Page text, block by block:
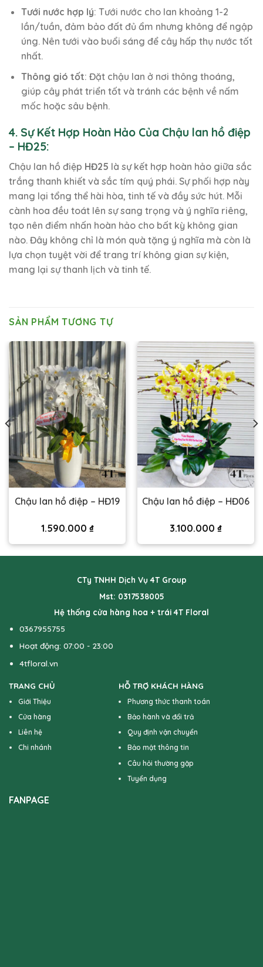
Tưới nước hợp lý: Tưới nước cho lan khoảng 1-2
lần/tuần, đảm bảo đất đủ ẩm nhưng không để ngập
úng. Nên tưới vào buổi sáng để cây hấp thụ nước tốt
nhất.
Thông gió tốt: Đặt chậu lan ở nơi thông thoáng,
giúp cây phát triển tốt và tránh các bệnh về nấm
mốc hoặc sâu bệnh.
4. Sự Kết Hợp Hoàn Hảo Của Chậu lan hồ điệp
– HĐ25:
Chậu lan hồ điệp HĐ25 là sự kết hợp hoàn hảo giữa sắc
trắng thanh khiết và sắc tím quý phái. Sự phối hợp này
mang lại tổng thể hài hòa, tinh tế và đầy sức hút. Mỗi
cành hoa đều toát lên sự sang trọng và ý nghĩa riêng,
tạo nên điểm nhấn hoàn hảo cho bất kỳ không gian
nào. Đây không chỉ là món quà tặng ý nghĩa mà còn là
lựa chọn tuyệt vời để trang trí không gian sự kiện,
mang lại sự thanh lịch và tinh tế.
SẢN PHẨM TƯƠNG TỰ
Chậu lan hồ điệp – HĐ19
1.590.000 ₫
Chậu lan hồ điệp – HĐ06
3.100.000 ₫
CTy TNHH Dịch Vụ 4T Group
Mst: 0317538005
Hệ thống cửa hàng hoa + trái 4T Floral
0367955755
Hoạt động: 07:00 - 23:00
4tfloral.vn
TRANG CHỦ
Giới Thiệu
Cửa hàng
Liên hệ
Chi nhánh
HỖ TRỢ KHÁCH HÀNG
Phương thức thanh toán
Bảo hành và đổi trả
Quy định vận chuyển
Bảo mật thông tin
Câu hỏi thường gặp
Tuyển dụng
FANPAGE